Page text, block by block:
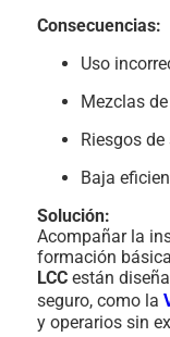
Consecuencias:
Uso
Mezclas
Riesgos
Baja
Solución:
Acompañar la
formación
LCC están
seguro, como la
y operarios sin